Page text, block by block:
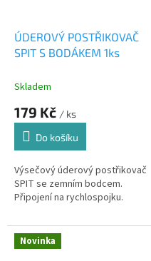
ÚDEROVÝ POSTŘIKOVAČ
SPIT S BODÁKEM 1ks
Skladem
179 Kč / ks
Do košíku
Výsečový úderový postřikovač
SPIT se zemním bodcem.
Připojení na rychlospojku.
Novinka